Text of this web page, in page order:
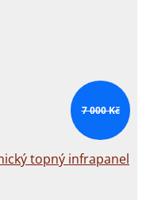
7 000 Kč
topný infrapanel